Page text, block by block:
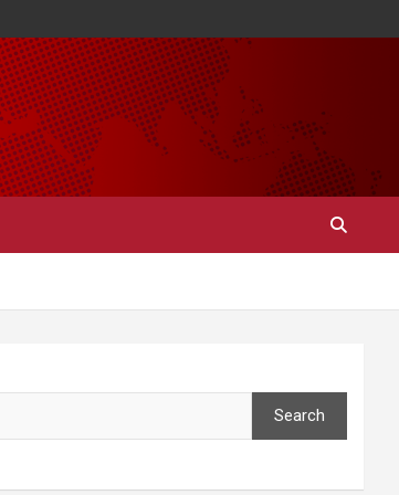
Search